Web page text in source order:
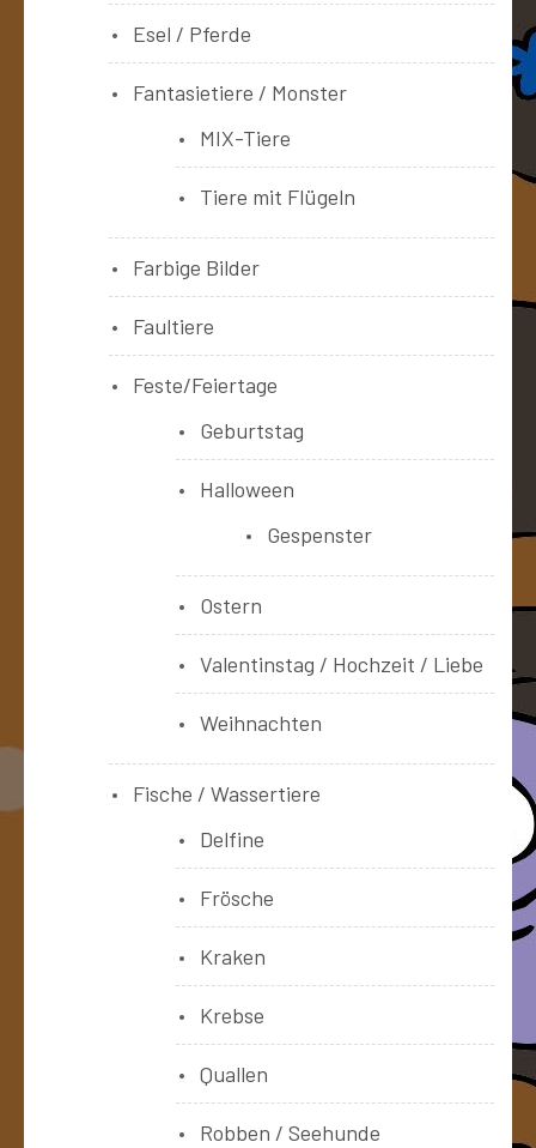
Esel / Pferde
Fantasietiere / Monster
MIX-Tiere
Tiere mit Flügeln
Farbige Bilder
Faultiere
Feste/Feiertage
Geburtstag
Halloween
Gespenster
Ostern
Valentinstag / Hochzeit / Liebe
Weihnachten
Fische / Wassertiere
Delfine
Frösche
Kraken
Krebse
Quallen
Robben / Seehunde